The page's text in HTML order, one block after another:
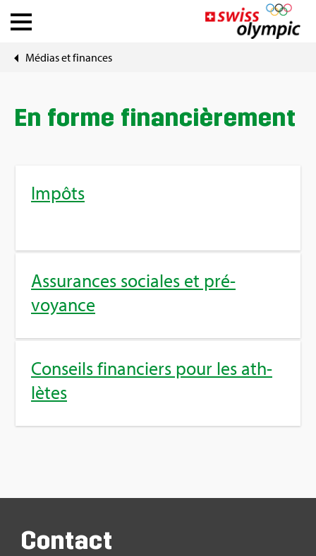
Fédé­ra­tions
Ath­lete Hub
Médias et finances
En forme finan­ciè­re­ment
Impôts
Assu­rances sociales et pré­
voyance
Conseils finan­ciers pour les ath­
lètes
Contact